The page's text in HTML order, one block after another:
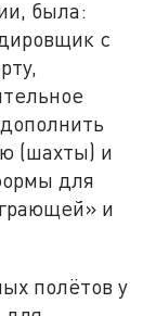
была:
с
(шахты) и
для
и
полётов у